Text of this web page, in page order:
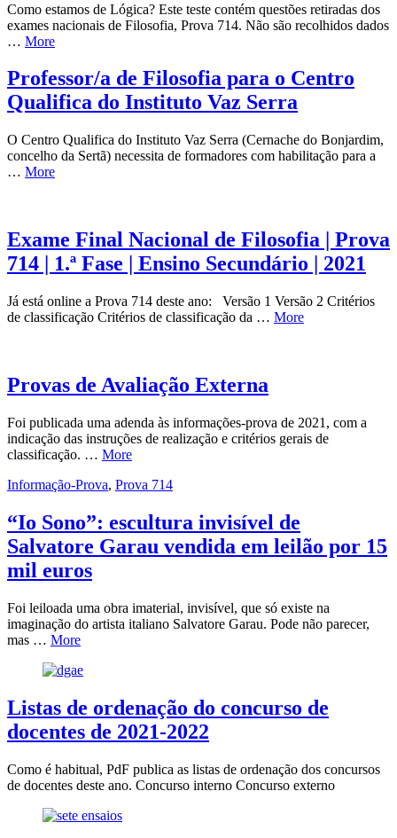
Como estamos de Lógica? Este teste contém questões retiradas dos
exames nacionais de Filosofia, Prova 714. Não são recolhidos dados
… More
Professor/a de Filosofia para o Centro
Qualifica do Instituto Vaz Serra
O Centro Qualifica do Instituto Vaz Serra (Cernache do Bonjardim,
concelho da Sertã) necessita de formadores com habilitação para a
… More
Exame Final Nacional de Filosofia | Prova
714 | 1.ª Fase | Ensino Secundário | 2021
Já está online a Prova 714 deste ano: Versão 1 Versão 2 Critérios
de classificação Critérios de classificação da … More
Provas de Avaliação Externa
Foi publicada uma adenda às informações-prova de 2021, com a
indicação das instruções de realização e critérios gerais de
classificação. … More
Informação-Prova, Prova 714
“Io Sono”: escultura invisível de
Salvatore Garau vendida em leilão por 15
mil euros
Foi leiloada uma obra imaterial, invisível, que só existe na
imaginação do artista italiano Salvatore Garau. Pode não parecer,
mas … More
Listas de ordenação do concurso de
docentes de 2021-2022
Como é habitual, PdF publica as listas de ordenação dos concursos
de docentes deste ano. Concurso interno Concurso externo